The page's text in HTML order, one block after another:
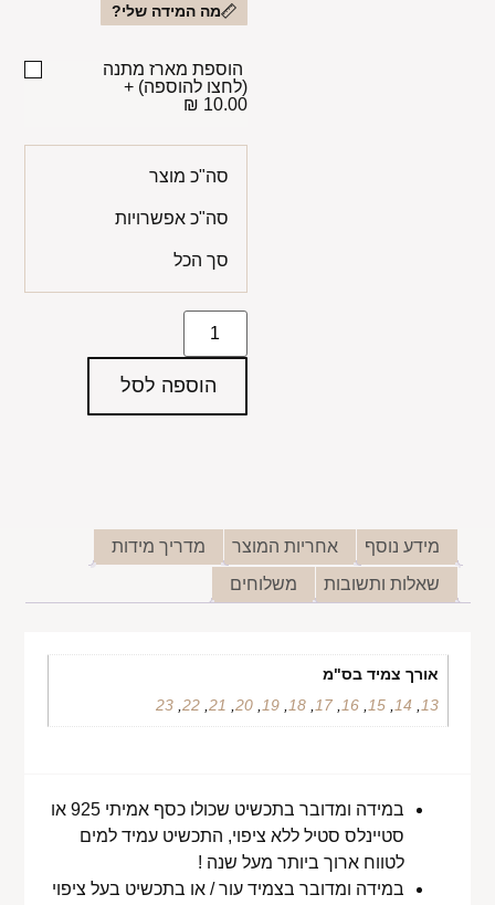
מה המידה שלי?
הוספת מארז מתנה
(לחצו להוספה) +
10.00 ₪
סה"כ מוצר
סה"כ אפשרויות
סך הכל
הוספה לסל
מידע נוסף אחריות המוצר
מדריך מידות
שאלות ותשובות
משלוחים
אורך צמיד בס"מ
13
,
14
,
15
,
16
,
17
,
18
,
19
,
20
,
21
,
22
,
23
במידה ומדובר בתכשיט שכולו כסף אמיתי 925 או
סטיינלס סטיל ללא ציפוי, התכשיט עמיד למים
לטווח ארוך ביותר מעל שנה !
במידה ומדובר בצמיד עור / או בתכשיט בעל ציפוי